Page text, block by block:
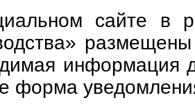
сайте в
информация
форма